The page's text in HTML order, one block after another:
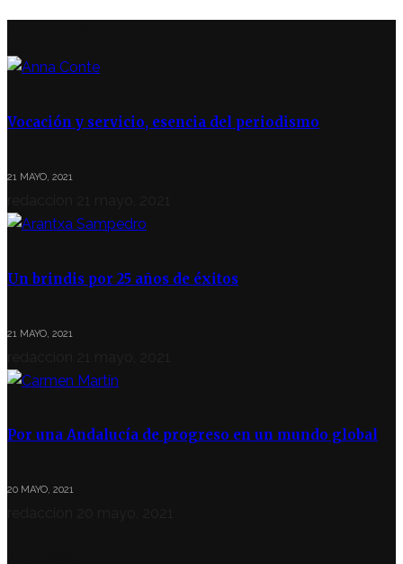
Vocación y servicio, esencia del periodismo
21 MAYO, 2021
Un brindis por 25 años de éxitos
21 MAYO, 2021
Por una Andalucía de progreso en un mundo global
20 MAYO, 2021